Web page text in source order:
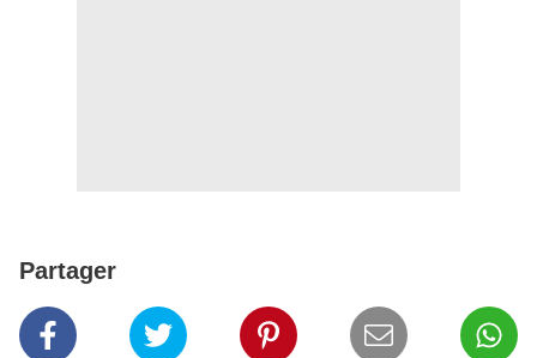
Partager